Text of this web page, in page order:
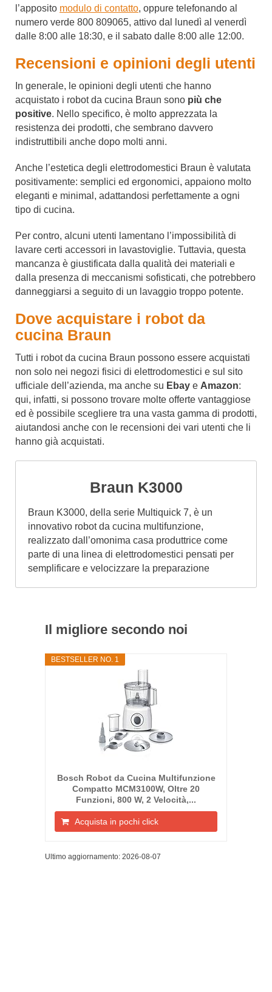
l’apposito modulo di contatto, oppure telefonando al
numero verde 800 809065, attivo dal lunedì al venerdì
dalle 8:00 alle 18:30, e il sabato dalle 8:00 alle 12:00.
Recensioni e opinioni degli utenti
In generale, le opinioni degli utenti che hanno
acquistato i robot da cucina Braun sono più che
positive. Nello specifico, è molto apprezzata la
resistenza dei prodotti, che sembrano davvero
indistruttibili anche dopo molti anni.
Anche l’estetica degli elettrodomestici Braun è valutata
positivamente: semplici ed ergonomici, appaiono molto
eleganti e minimal, adattandosi perfettamente a ogni
tipo di cucina.
Per contro, alcuni utenti lamentano l’impossibilità di
lavare certi accessori in lavastoviglie. Tuttavia, questa
mancanza è giustificata dalla qualità dei materiali e
dalla presenza di meccanismi sofisticati, che potrebbero
danneggiarsi a seguito di un lavaggio troppo potente.
Dove acquistare i robot da
cucina Braun
Tutti i robot da cucina Braun possono essere acquistati
non solo nei negozi fisici di elettrodomestici e sul sito
ufficiale dell’azienda, ma anche su Ebay e Amazon:
qui, infatti, si possono trovare molte offerte vantaggiose
ed è possibile scegliere tra una vasta gamma di prodotti,
aiutandosi anche con le recensioni dei vari utenti che li
hanno già acquistati.
Braun K3000
Braun K3000, della serie Multiquick 7, è un
innovativo robot da cucina multifunzione,
realizzato dall’omonima casa produttrice come
parte di una linea di elettrodomestici pensati per
semplificare e velocizzare la preparazione
Il migliore secondo noi
BESTSELLER NO. 1
Bosch Robot da Cucina Multifunzione
Compatto MCM3100W, Oltre 20
Funzioni, 800 W, 2 Velocità,...
Acquista in pochi click
Ultimo aggiornamento: 2026-08-07